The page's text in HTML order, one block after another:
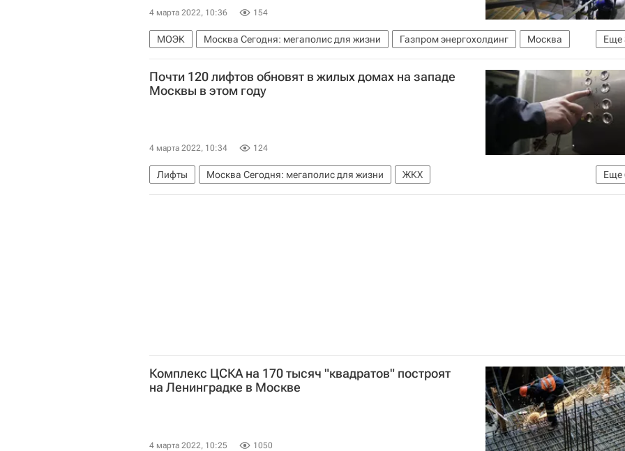
4 марта 2022, 10:36 154
Еще
МОЭК Москва Сегодня: мегаполис для жизни Газпром энергохолдинг
Москва
Денис Башук
Городское хозяйство Москвы Комплекс городского хозяйства Москвы
Почти 120 лифтов обновят в жилых домах на западе
Москвы в этом году
4 марта 2022, 10:34 124
Еще
Лифты Москва Сегодня: мегаполис для жизни
ЖКХ
Комплекс городского хозяйства Москвы
Городское хозяйство Москвы
Жилье
Комплекс ЦСКА на 170 тысяч "квадратов" построят
на Ленинградке в Москве
4 марта 2022, 10:25 1050